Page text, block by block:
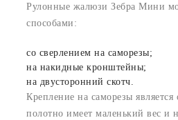
Рулонные жалюзи Зебра Мини
способами:
со сверлением на саморезы;
на накидные кронштейны;
на двусторонний скотч.
Крепление на саморезы
полотно имеет маленький вес и